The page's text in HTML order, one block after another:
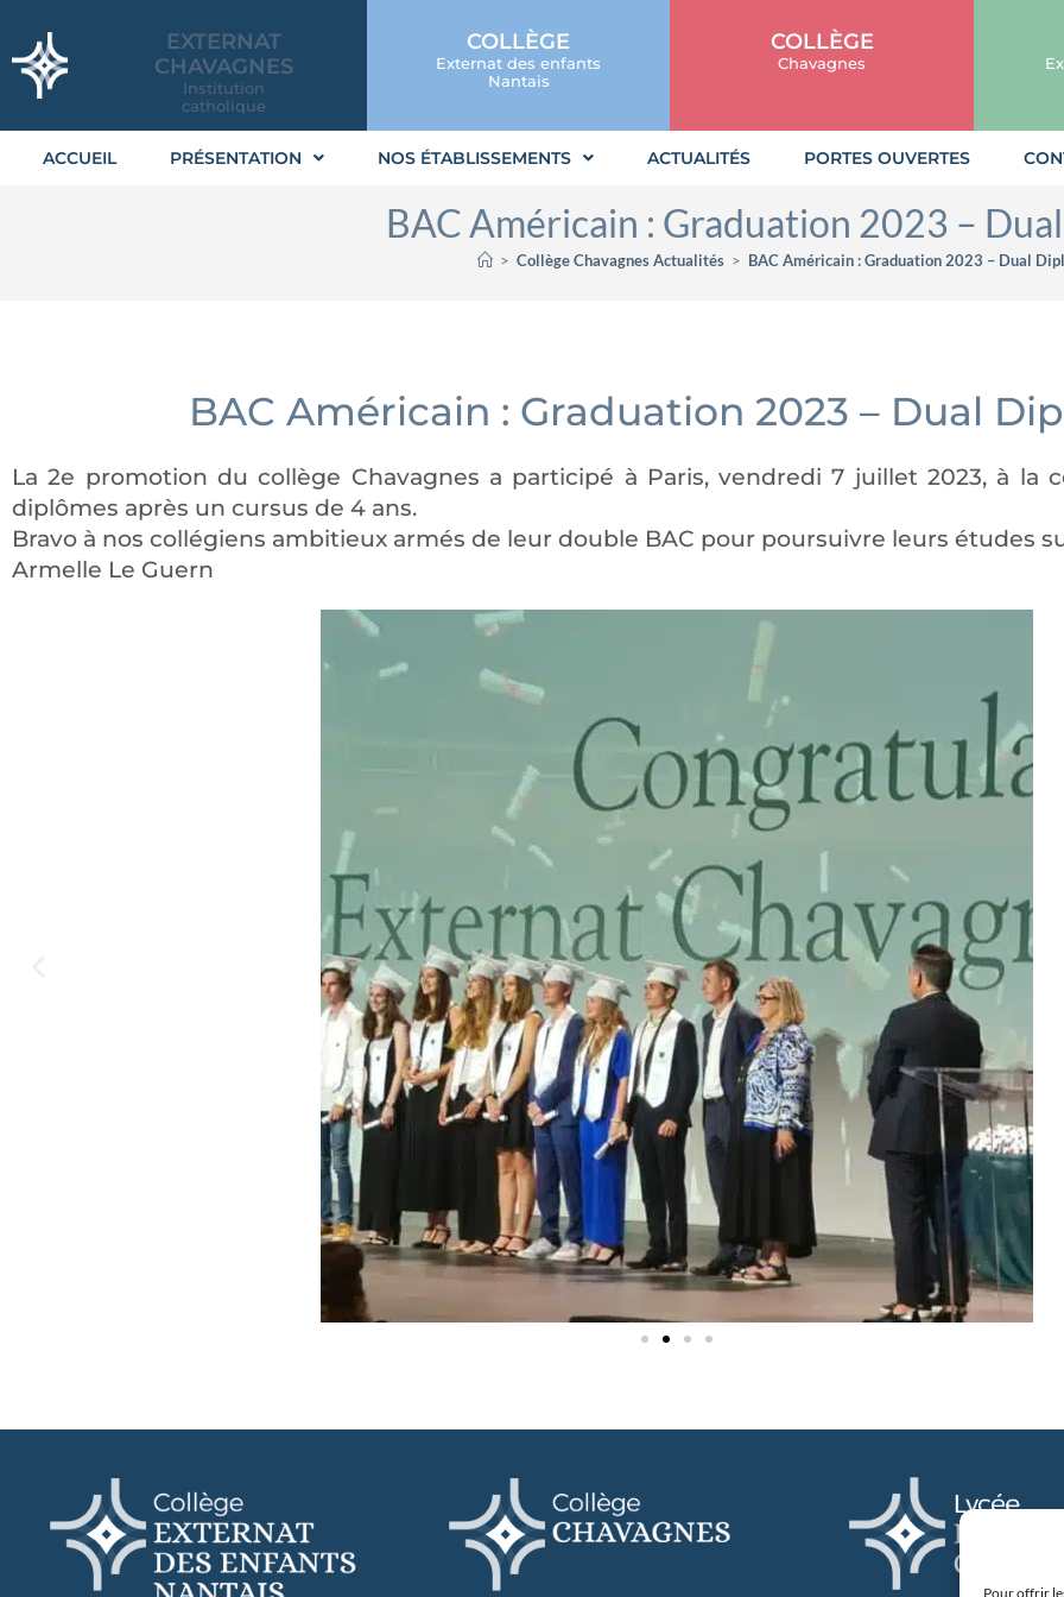
Pour offrir
EXTERNAT
CHAVAGNES
Institution
catholique
COLLÈGE
Externat des enfants
Nantais
COLLÈGE
Chavagnes
ACCUEIL PRÉSENTATION NOS ÉTABLISSEMENTS ACTUALITÉS PORTES OUVERTES
BAC Américain : Graduation 2023 –
> Collège Chavagnes Actualités > BAC Américain : Graduation 2023 – Dual
BAC Américain : Graduation 2023 – Dual
La 2e promotion du collège Chavagnes a participé à Paris, vendredi 7 juillet 2023, à la
diplômes après un cursus de 4 ans.
Bravo à nos collégiens ambitieux armés de leur double BAC pour poursuivre leurs études
Armelle Le Guern